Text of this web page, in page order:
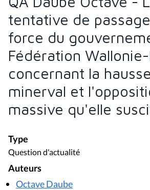
tentative de
force du
Fédération
concernant la
minerval et
massive qu'elle
Type
Question d'actualité
Auteurs
Octave Daube